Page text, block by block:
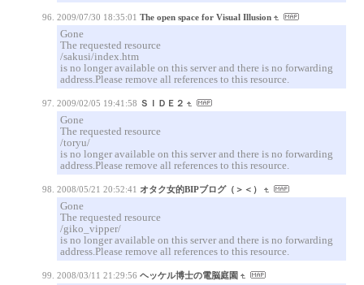
2009/07/30 18:35:01 The open space for Visual Illusion
Gone
The requested resource
/sakusi/index.htm
is no longer available on this server and there is no forwarding
address.Please remove all references to this resource.
2009/02/05 19:41:58 ＳＩＤＥ２
Gone
The requested resource
/toryu/
is no longer available on this server and there is no forwarding
address.Please remove all references to this resource.
2008/05/21 20:52:41 オタク女的BIPブログ（＞＜）
Gone
The requested resource
/giko_vipper/
is no longer available on this server and there is no forwarding
address.Please remove all references to this resource.
2008/03/11 21:29:56 ヘッケル博士の電脳庭園